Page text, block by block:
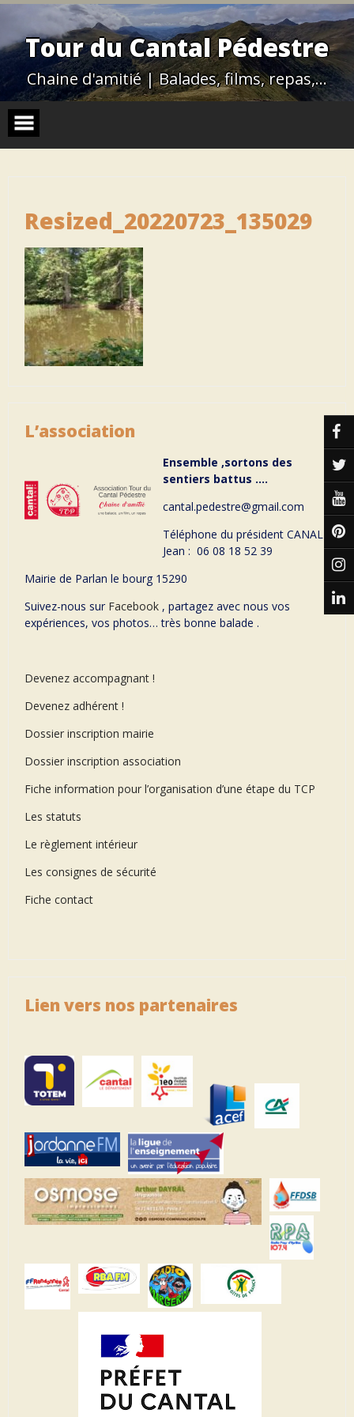
Skip
contentTour du Cantal Pédestre
Chaine d'amitié | Balades, films, repas,…
Resized_20220723_135029
L’association
Ensemble ,sortons des
sentiers battus ….
cantal.pedestre@gmail.com
Téléphone du président CANAL
Jean : 06 08 18 52 39
Mairie de Parlan le bourg 15290
Suivez-nous sur Facebook , partagez avec nous vos
expériences, vos photos… très bonne balade .
Devenez accompagnant !
Devenez adhérent !
Dossier inscription mairie
Dossier inscription association
Fiche information pour l’organisation d’une étape du TCP
Les statuts
Le règlement intérieur
Les consignes de sécurité
Fiche contact
Lien vers nos partenaires